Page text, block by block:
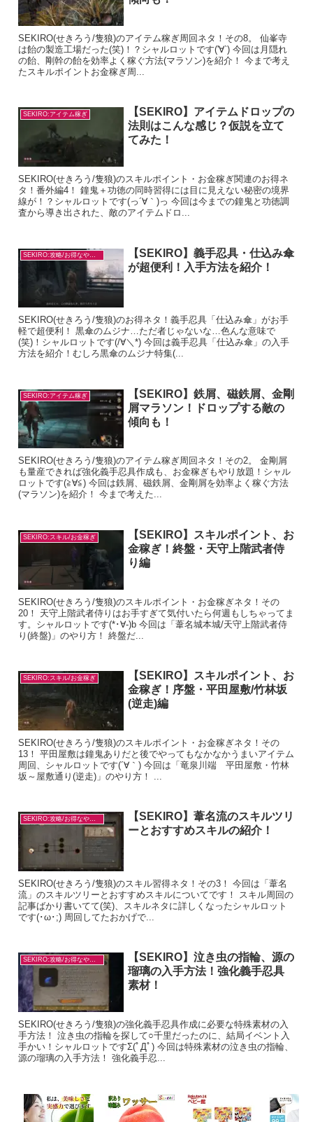
SEKIRO(せきろう/隻狼)のアイテム稼ぎ周回ネタ！その8。 仙峯寺
は飴の製造工場だった(笑)！？シャルロットです('∀`) 今回は月隠れ
の飴、剛幹の飴を効率よく稼ぐ方法(マラソン)を紹介！ 今まで考え
たスキルポイントお金稼ぎ周...
SEKIRO:アイテム稼ぎ
【SEKIRO】アイテムドロップの
法則はこんな感じ？仮説を立て
てみた！
SEKIRO(せきろう/隻狼)のスキルポイント・お金稼ぎ関連のお得ネ
タ！番外編4！ 鐘鬼＋功徳の同時習得には目に見えない秘密の境界
線が！？シャルロットです(っ´∀｀)っ 今回は今までの鐘鬼と功徳調
査から導き出された、敵のアイテムドロ...
SEKIRO:攻略/お得なやり方
【SEKIRO】義手忍具・仕込み傘
が超便利！入手方法を紹介！
SEKIRO(せきろう/隻狼)のお得ネタ！義手忍具「仕込み傘」がお手
軽で超便利！ 黒傘のムジナ…ただ者じゃないな…色んな意味で
(笑)！シャルロットです(/∀＼*) 今回は義手忍具「仕込み傘」の入手
方法を紹介！むしろ黒傘のムジナ特集(...
SEKIRO:アイテム稼ぎ
【SEKIRO】鉄屑、磁鉄屑、金剛
屑マラソン！ドロップする敵の
傾向も！
SEKIRO(せきろう/隻狼)のアイテム稼ぎ周回ネタ！その2。 金剛屑
も量産できれば強化義手忍具作成も、お金稼ぎもやり放題！シャル
ロットです(≧∀≦) 今回は鉄屑、磁鉄屑、金剛屑を効率よく稼ぐ方法
(マラソン)を紹介！ 今まで考えた...
SEKIRO:スキル/お金稼ぎ
【SEKIRO】スキルポイント、お
金稼ぎ！終盤・天守上階武者侍
り編
SEKIRO(せきろう/隻狼)のスキルポイント・お金稼ぎネタ！その
20！ 天守上階武者侍りはお手すぎて気付いたら何週もしちゃってま
す。シャルロットです(*･∀-)b 今回は「葦名城本城/天守上階武者侍
り(終盤)」のやり方！ 終盤だ...
SEKIRO:スキル/お金稼ぎ
【SEKIRO】スキルポイント、お
金稼ぎ！序盤・平田屋敷/竹林坂
(逆走)編
SEKIRO(せきろう/隻狼)のスキルポイント・お金稼ぎネタ！その
13！ 平田屋敷は鐘鬼ありだと後でやってもなかなかうまいアイテム
周回、シャルロットです(´∀｀) 今回は「竜泉川端 平田屋敷・竹林
坂～屋敷通り(逆走)」のやり方！ ...
SEKIRO:攻略/お得なやり方
【SEKIRO】葦名流のスキルツリ
ーとおすすめスキルの紹介！
SEKIRO(せきろう/隻狼)のスキル習得ネタ！その3！ 今回は「葦名
流」のスキルツリーとおすすめスキルについてです！ スキル周回の
記事ばかり書いてて(笑)、スキルネタに詳しくなったシャルロット
です(･ω･;) 周回してたおかげで...
SEKIRO:攻略/お得なやり方
【SEKIRO】泣き虫の指輪、源の
瑠璃の入手方法！強化義手忍具
素材！
SEKIRO(せきろう/隻狼)の強化義手忍具作成に必要な特殊素材の入
手方法！ 泣き虫の指輪を探して○千里だったのに、結局イベント入
手かい！シャルロットですΣ(ﾟДﾟ) 今回は特殊素材の泣き虫の指輪、
源の瑠璃の入手方法！ 強化義手忍...